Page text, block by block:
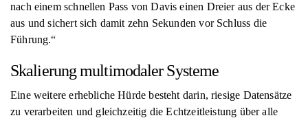
nach einem schnellen Pass von Davis einen Dreier aus der Ecke
aus und sichert sich damit zehn Sekunden vor Schluss die
Führung.“
Skalierung multimodaler Systeme
Eine weitere erhebliche Hürde besteht darin, riesige Datensätze
zu verarbeiten und gleichzeitig die Echtzeitleistung über alle